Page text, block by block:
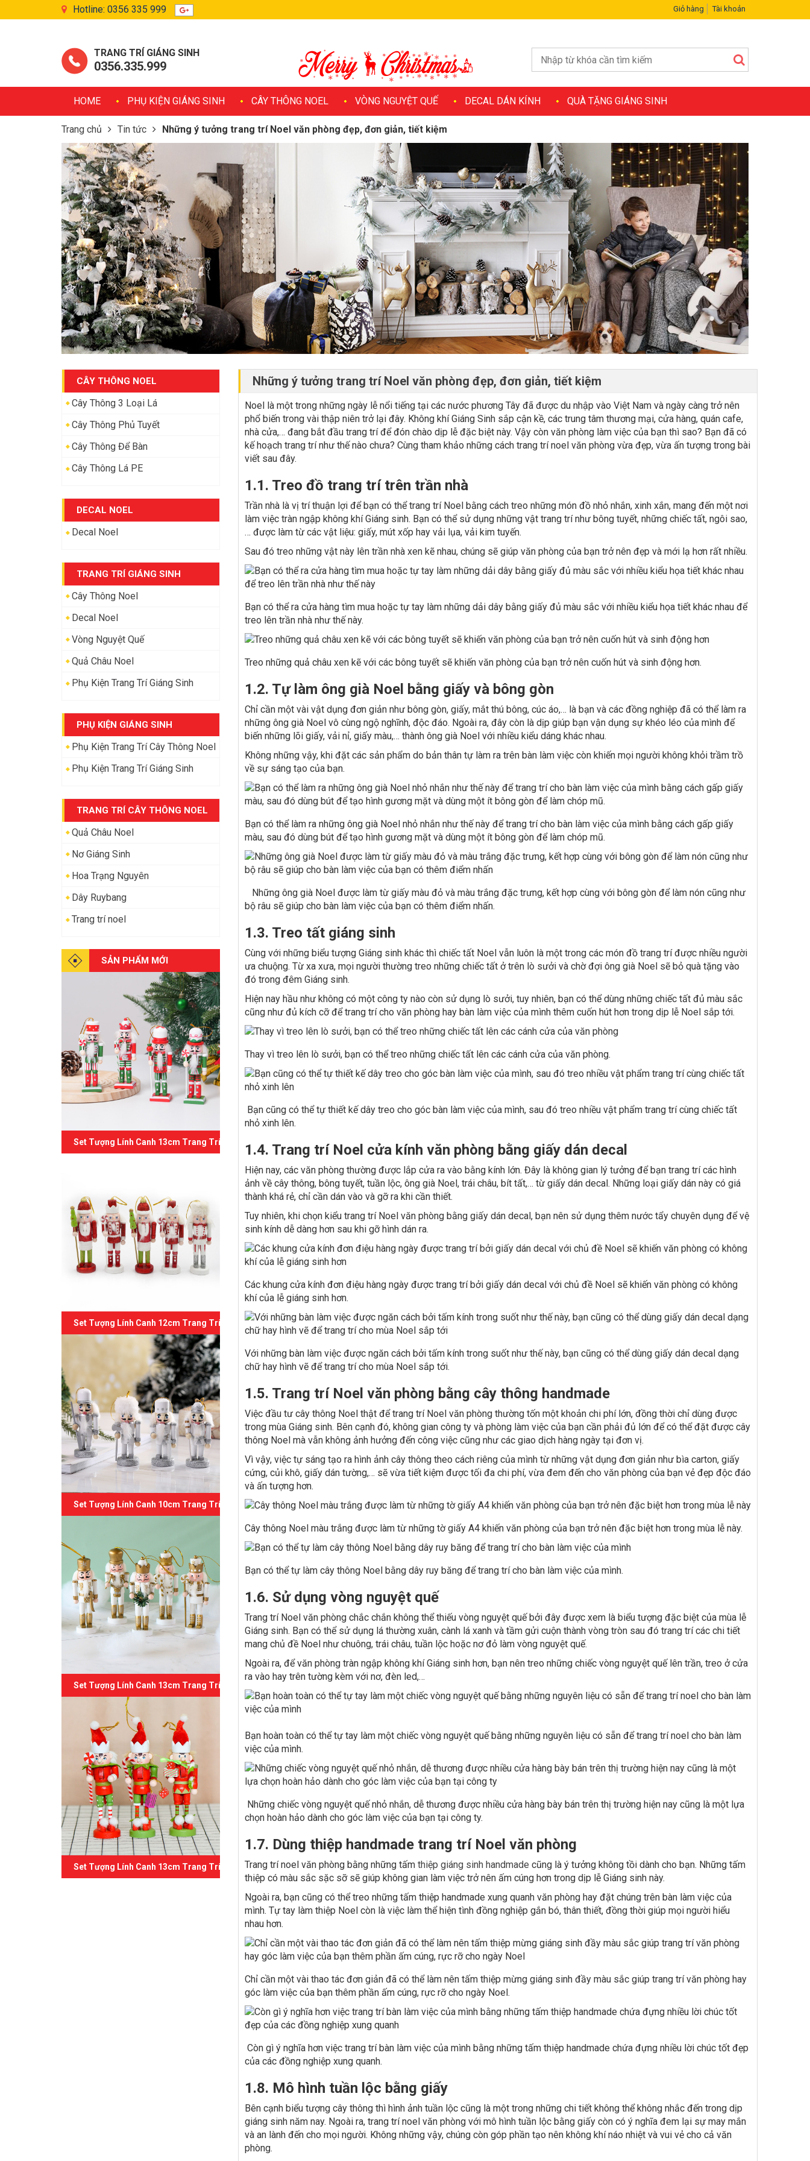
Hotline: 0356 335 999 Giỏ hàng Tài khoản
TRANG TRÍ GIÁNG SINH
0356.335.999
HOME PHỤ KIỆN GIÁNG SINH CÂY THÔNG NOEL VÒNG NGUYỆT QUẾ DECAL DÁN KÍNH QUÀ TẶNG GIÁNG SINH
Trang chủ Tin tức Những ý tưởng trang trí Noel văn phòng đẹp, đơn giản, tiết kiệm
CÂY THÔNG NOEL
Cây Thông 3 Loại Lá
Cây Thông Phủ Tuyết
Cây Thông Để Bàn
Cây Thông Lá PE
DECAL NOEL
Decal Noel
TRANG TRÍ GIÁNG SINH
Cây Thông Noel
Decal Noel
Vòng Nguyệt Quế
Quả Châu Noel
Phụ Kiện Trang Trí Giáng Sinh
PHỤ KIỆN GIÁNG SINH
Phụ Kiện Trang Trí Cây Thông Noel
Phụ Kiện Trang Trí Giáng Sinh
TRANG TRÍ CÂY THÔNG NOEL
Quả Châu Noel
Nơ Giáng Sinh
Hoa Trạng Nguyên
Dây Ruybang
Trang trí noel
SẢN PHẨM MỚI
Set Tượng Lính Canh 13cm Trang Trí Giáng Sinh 07
Set Tượng Lính Canh 12cm Trang Trí Giáng Sinh 06
Set Tượng Lính Canh 10cm Trang Trí Giáng Sinh 04
Set Tượng Lính Canh 13cm Trang Trí Giáng Sinh 03
Set Tượng Lính Canh 13cm Trang Trí Giáng Sinh 02
Những ý tưởng trang trí Noel văn phòng đẹp, đơn giản, tiết kiệm
Noel là một trong những ngày lễ nổi tiếng tại các nước phương Tây đã được du nhập vào Việt Nam và ngày càng trở nên
phổ biến trong vài thập niên trở lại đây. Không khí Giáng Sinh sắp cận kề, các trung tâm thương mại, cửa hàng, quán cafe,
nhà cửa,… đang bắt đầu trang trí để đón chào dịp lễ đặc biệt này. Vậy còn văn phòng làm việc của bạn thì sao? Bạn đã có
kế hoạch trang trí như thế nào chưa? Cùng tham khảo những cách trang trí noel văn phòng vừa đẹp, vừa ấn tượng trong bài
viết sau đây.
1.1. Treo đồ trang trí trên trần nhà
Trần nhà là vị trí thuận lợi để bạn có thể trang trí Noel bằng cách treo những món đồ nhỏ nhắn, xinh xắn, mang đến một nơi
làm việc tràn ngập không khí Giáng sinh. Bạn có thể sử dụng những vật trang trí như bông tuyết, những chiếc tất, ngôi sao,
… được làm từ các vật liệu: giấy, mút xốp hay vải lụa, vải kim tuyến.
Sau đó treo những vật này lên trần nhà xen kẽ nhau, chúng sẽ giúp văn phòng của bạn trở nên đẹp và mới lạ hơn rất nhiều.
Bạn có thể ra cửa hàng tìm mua hoặc tự tay làm những dải dây bằng giấy đủ màu sắc với nhiều kiểu họa tiết khác nhau để
treo lên trần nhà như thế này.
Treo những quả châu xen kẽ với các bông tuyết sẽ khiến văn phòng của bạn trở nên cuốn hút và sinh động hơn.
1.2. Tự làm ông già Noel bằng giấy và bông gòn
Chỉ cần một vài vật dụng đơn giản như bông gòn, giấy, mắt thú bông, cúc áo,… là bạn và các đồng nghiệp đã có thể làm ra
những ông già Noel vô cùng ngộ nghĩnh, độc đáo. Ngoài ra, đây còn là dịp giúp bạn vận dụng sự khéo léo của mình để
biến những lõi giấy, vải nỉ, giấy màu,… thành ông già Noel với nhiều kiểu dáng khác nhau.
Không những vậy, khi đặt các sản phẩm do bản thân tự làm ra trên bàn làm việc còn khiến mọi người không khỏi trầm trồ
về sự sáng tạo của bạn.
Bạn có thể làm ra những ông già Noel nhỏ nhắn như thế này để trang trí cho bàn làm việc của mình bằng cách gấp giấy
màu, sau đó dùng bút để tạo hình gương mặt và dùng một ít bông gòn để làm chóp mũ.
Những ông già Noel được làm từ giấy màu đỏ và màu trắng đặc trưng, kết hợp cùng với bông gòn để làm nón cũng như
bộ râu sẽ giúp cho bàn làm việc của bạn có thêm điểm nhấn.
1.3. Treo tất giáng sinh
Cùng với những biểu tượng Giáng sinh khác thì chiếc tất Noel vẫn luôn là một trong các món đồ trang trí được nhiều người
ưa chuộng. Từ xa xưa, mọi người thường treo những chiếc tất ở trên lò sưởi và chờ đợi ông già Noel sẽ bỏ quà tặng vào
đó trong đêm Giáng sinh.
Hiện nay hầu như không có một công ty nào còn sử dụng lò sưởi, tuy nhiên, bạn có thể dùng những chiếc tất đủ màu sắc
cũng như đủ kích cỡ để trang trí cho văn phòng hay bàn làm việc của mình thêm cuốn hút hơn trong dịp lễ Noel sắp tới.
Thay vì treo lên lò sưởi, bạn có thể treo những chiếc tất lên các cánh cửa của văn phòng.
Bạn cũng có thể tự thiết kế dây treo cho góc bàn làm việc của mình, sau đó treo nhiều vật phẩm trang trí cùng chiếc tất
nhỏ xinh lên.
1.4. Trang trí Noel cửa kính văn phòng bằng giấy dán decal
Hiện nay, các văn phòng thường được lắp cửa ra vào bằng kính lớn. Đây là không gian lý tưởng để bạn trang trí các hình
ảnh về cây thông, bông tuyết, tuần lộc, ông già Noel, trái châu, bít tất,… từ giấy dán decal. Những loại giấy dán này có giá
thành khá rẻ, chỉ cần dán vào và gỡ ra khi cần thiết.
Tuy nhiên, khi chọn kiểu trang trí Noel văn phòng bằng giấy dán decal, bạn nên sử dụng thêm nước tẩy chuyên dụng để vệ
sinh kính dễ dàng hơn sau khi gỡ hình dán ra.
Các khung cửa kính đơn điệu hàng ngày được trang trí bởi giấy dán decal với chủ đề Noel sẽ khiến văn phòng có không
khí của lễ giáng sinh hơn.
Với những bàn làm việc được ngăn cách bởi tấm kính trong suốt như thế này, bạn cũng có thể dùng giấy dán decal dạng
chữ hay hình vẽ để trang trí cho mùa Noel sắp tới.
1.5. Trang trí Noel văn phòng bằng cây thông handmade
Việc đầu tư cây thông Noel thật để trang trí Noel văn phòng thường tốn một khoản chi phí lớn, đồng thời chỉ dùng được
trong mùa Giáng sinh. Bên cạnh đó, không gian công ty và phòng làm việc của bạn cần phải đủ lớn để có thể đặt được cây
thông Noel mà vẫn không ảnh hưởng đến công việc cũng như các giao dịch hàng ngày tại đơn vị.
Vì vậy, việc tự sáng tạo ra hình ảnh cây thông theo cách riêng của mình từ những vật dụng đơn giản như bìa carton, giấy
cứng, củi khô, giấy dán tường,… sẽ vừa tiết kiệm được tối đa chi phí, vừa đem đến cho văn phòng của bạn vẻ đẹp độc đáo
và ấn tượng hơn.
Cây thông Noel màu trắng được làm từ những tờ giấy A4 khiến văn phòng của bạn trở nên đặc biệt hơn trong mùa lễ này.
Bạn có thể tự làm cây thông Noel bằng dây ruy băng để trang trí cho bàn làm việc của mình.
1.6. Sử dụng vòng nguyệt quế
Trang trí Noel văn phòng chắc chắn không thể thiếu vòng nguyệt quế bởi đây được xem là biểu tượng đặc biệt của mùa lễ
Giáng sinh. Bạn có thể sử dụng lá thường xuân, cành lá xanh và tầm gửi cuộn thành vòng tròn sau đó trang trí các chi tiết
mang chủ đề Noel như chuông, trái châu, tuần lộc hoặc nơ đỏ làm vòng nguyệt quế.
Ngoài ra, để văn phòng tràn ngập không khí Giáng sinh hơn, bạn nên treo những chiếc vòng nguyệt quế lên trần, treo ở cửa
ra vào hay trên tường kèm với nơ, đèn led,…
Bạn hoàn toàn có thể tự tay làm một chiếc vòng nguyệt quế bằng những nguyên liệu có sẵn để trang trí noel cho bàn làm
việc của mình.
Những chiếc vòng nguyệt quế nhỏ nhắn, dễ thương được nhiều cửa hàng bày bán trên thị trường hiện nay cũng là một lựa
chọn hoàn hảo dành cho góc làm việc của bạn tại công ty.
1.7. Dùng thiệp handmade trang trí Noel văn phòng
Trang trí noel văn phòng bằng những tấm thiệp giáng sinh handmade cũng là ý tưởng không tồi dành cho bạn. Những tấm
thiệp có màu sắc sặc sỡ sẽ giúp không gian làm việc trở nên ấm cúng hơn trong dịp lễ Giáng sinh này.
Ngoài ra, bạn cũng có thể treo những tấm thiệp handmade xung quanh văn phòng hay đặt chúng trên bàn làm việc của
mình. Tự tay làm thiệp Noel còn là việc làm thể hiện tình đồng nghiệp gắn bó, thân thiết, đồng thời giúp mọi người hiểu
nhau hơn.
Chỉ cần một vài thao tác đơn giản đã có thể làm nên tấm thiệp mừng giáng sinh đầy màu sắc giúp trang trí văn phòng hay
góc làm việc của bạn thêm phần ấm cúng, rực rỡ cho ngày Noel.
Còn gì ý nghĩa hơn việc trang trí bàn làm việc của mình bằng những tấm thiệp handmade chứa đựng nhiều lời chúc tốt đẹp
của các đồng nghiệp xung quanh.
1.8. Mô hình tuần lộc bằng giấy
Bên cạnh biểu tượng cây thông thì hình ảnh tuần lộc cũng là một trong những chi tiết không thể không nhắc đến trong dịp
giáng sinh năm nay. Ngoài ra, trang trí noel văn phòng với mô hình tuần lộc bằng giấy còn có ý nghĩa đem lại sự may mắn
và an lành đến cho mọi người. Không những vậy, chúng còn góp phần tạo nên không khí náo nhiệt và vui vẻ cho cả văn
phòng.